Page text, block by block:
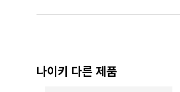
나이키 다른 제품